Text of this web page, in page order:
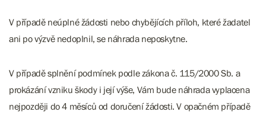
V případě neúplné žádosti nebo chybějících příloh, které žadatel
ani po výzvě nedoplnil, se náhrada neposkytne.
V případě splnění podmínek podle zákona č. 115/2000 Sb. a
prokázání vzniku škody i její výše, Vám bude náhrada vyplacena
nejpozději do 4 měsíců od doručení žádosti. V opačném případě